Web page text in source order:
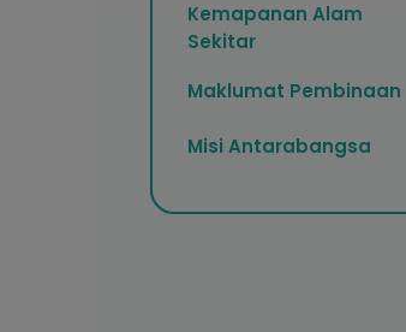
Kemapanan Alam
Sekitar
Maklumat Pembinaan
Misi Antarabangsa